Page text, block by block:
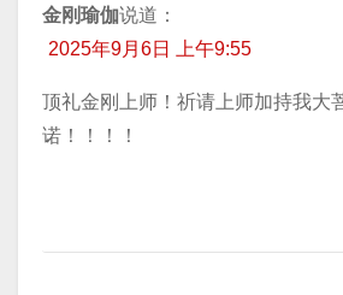
金刚瑜伽说道：
2025年9月6日 上午9:55
顶礼金刚上师！祈请上师加持我大
诺！！！！